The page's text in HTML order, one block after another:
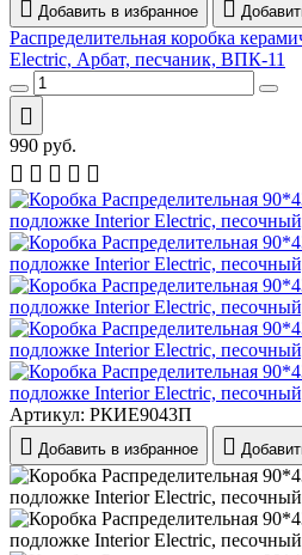
Добавить в избранное
Распределительная коробка
Electric, Арбат, песчаник, ВПК-11
990 руб.
Артикул: РКИЕ9043П
Добавить в избранное